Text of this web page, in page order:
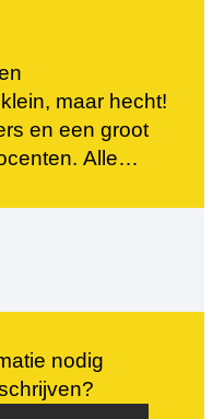
in […]
maar hecht!
en een groot
Alle
ervaringen in
nodig